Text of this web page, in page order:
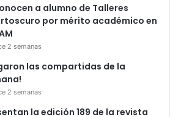
a alumno de Talleres
por mérito académico en
2 semanas
las compartidas de la
2 semanas
la edición 189 de la revista